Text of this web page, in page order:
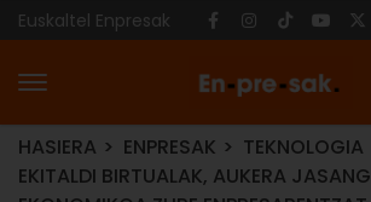
Euskaltel Enpresak
HASIERA ENPRESAK
TEKNOLOGIA
EKITALDI BIRTUALAK, AUKERA